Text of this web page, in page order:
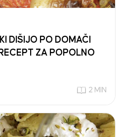
DIŠIJO PO DOMAČI
ZA POPOLNO
2 MIN